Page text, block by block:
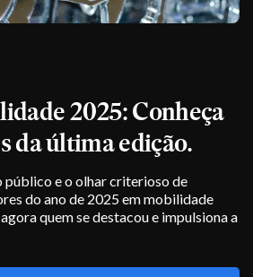
2025: Conheça
da última edição.
público e o olhar criterioso de
do ano de 2025 em mobilidade
quem se destacou e impulsiona a